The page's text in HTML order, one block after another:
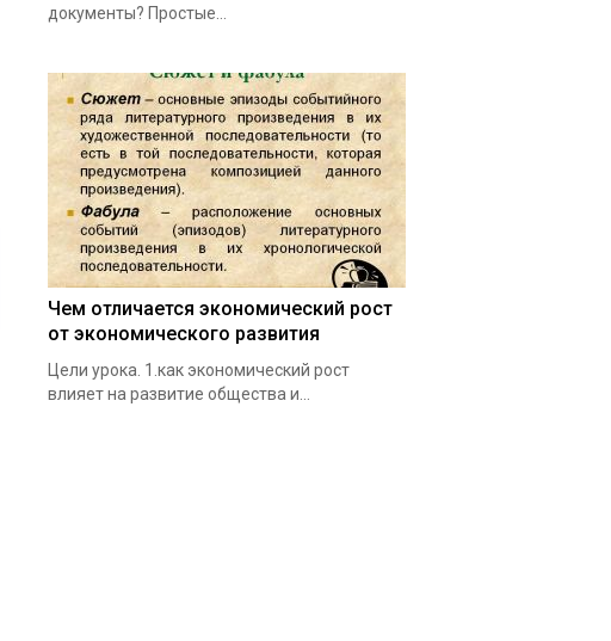
документы? Простые…
Чем отличается экономический рост
от экономического развития
Цели урока. 1.как экономический рост
влияет на развитие общества и…